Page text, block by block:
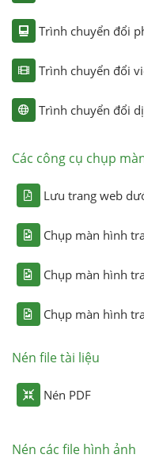
Trình chuyển đổi
Trình chuyển đổi
Trình chuyển đổi
Các công cụ chụp
Lưu trang web
Chụp màn hình
Chụp màn hình
Chụp màn hình
Nén file tài liệu
Nén PDF
Nén các file hình ảnh